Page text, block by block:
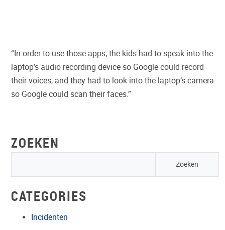
“In order to use those apps, the kids had to speak into the
laptop’s audio recording device so Google could record
their voices, and they had to look into the laptop’s camera
so Google could scan their faces.”
ZOEKEN
CATEGORIES
Incidenten